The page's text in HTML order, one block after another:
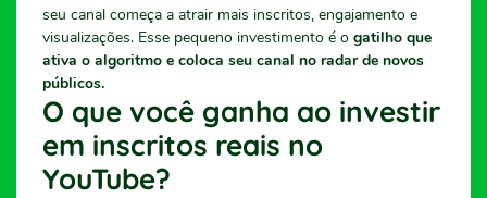
seu canal começa a atrair mais inscritos, engajamento e
visualizações. Esse pequeno investimento é o gatilho que
ativa o algoritmo e coloca seu canal no radar de novos
públicos.
O que você ganha ao investir
em inscritos reais no
YouTube?